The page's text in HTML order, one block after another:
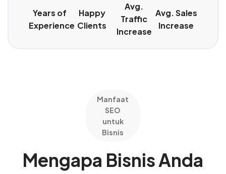
Years of
Experience
Happy
Clients
Avg.
Traffic
Increase
Avg. Sales
Increase
Manfaat
SEO
untuk
Bisnis
Mengapa Bisnis Anda